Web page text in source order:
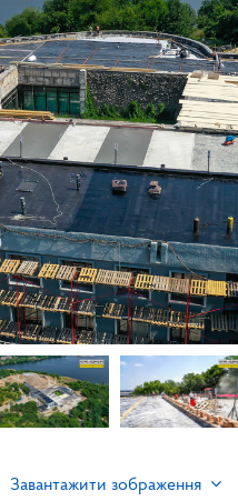
Завантажити зображення